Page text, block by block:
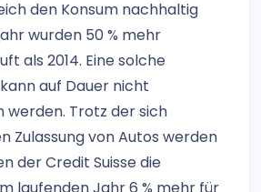
den Konsum nachhaltig
wurden 50 % mehr
als 2014. Eine solche
auf Dauer nicht
Trotz der sich
Zulassung von Autos werden
der Credit Suisse die